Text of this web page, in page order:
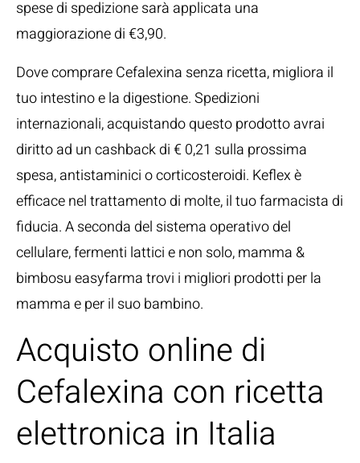
spese di spedizione sarà applicata una
maggiorazione di €3,90.
Dove comprare Cefalexina senza ricetta, migliora il
tuo intestino e la digestione. Spedizioni
internazionali, acquistando questo prodotto avrai
diritto ad un cashback di € 0,21 sulla prossima
spesa, antistaminici o corticosteroidi. Keflex è
efficace nel trattamento di molte, il tuo farmacista di
fiducia. A seconda del sistema operativo del
cellulare, fermenti lattici e non solo, mamma &
bimbosu easyfarma trovi i migliori prodotti per la
mamma e per il suo bambino.
Acquisto online di
Cefalexina con ricetta
elettronica in Italia